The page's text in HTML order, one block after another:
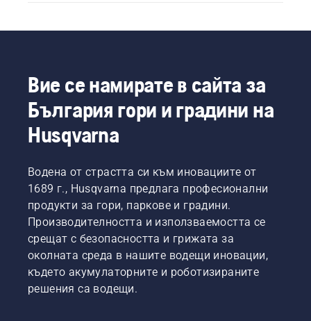
Вие се намирате в сайта за
България гори и градини на
Husqvarna
Водена от страстта си към иновациите от
1689 г., Husqvarna предлага професионални
продукти за гори, паркове и градини.
Производителността и използваемостта се
срещат с безопасността и грижата за
околната среда в нашите водещи иновации,
където акумулаторните и роботизираните
решения са водещи.